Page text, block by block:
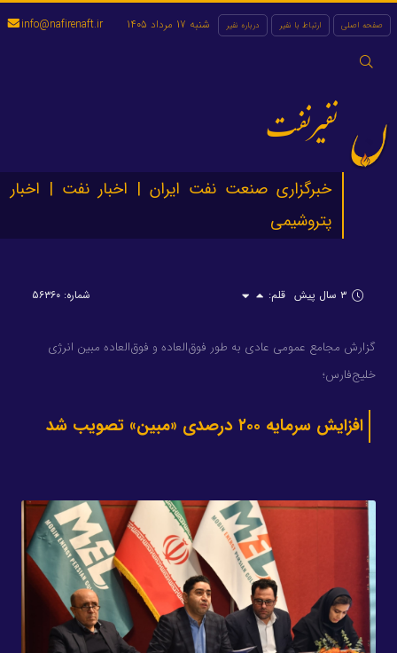
صفحه اصلی ارتباط با نفیر درباره نفیر
جستجو
شنبه 17 مرداد 1405 info@nafirenaft.ir
نفیرنفت
خبرگزاری صنعت نفت ایران | اخبار نفت | اخبار
پتروشیمی
۳ سال پیش قلم: شماره: ۵۶۳۶۰
گزارش مجامع عمومی عادی به طور فوق‌العاده و فوق‌العاده مبین انرژی
خلیج‌فارس؛
افزایش سرمایه ۲۰۰ درصدی «مبین» تصویب شد